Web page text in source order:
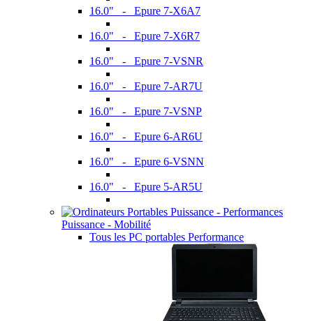
16.0" - Epure 7-X6A7
16.0" - Epure 7-X6R7
16.0" - Epure 7-VSNR
16.0" - Epure 7-AR7U
16.0" - Epure 7-VSNP
16.0" - Epure 6-AR6U
16.0" - Epure 6-VSNN
16.0" - Epure 5-AR5U
Puissance - Mobilité
Tous les PC portables Performance